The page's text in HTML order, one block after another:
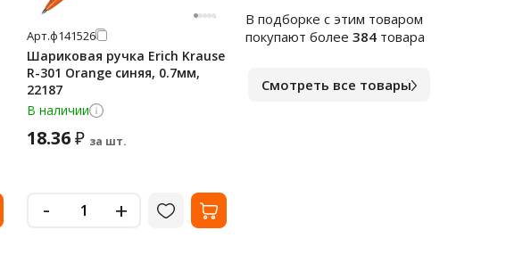
Арт.ф141526
Шариковая ручка Erich Krause
R-301 Orange синяя, 0.7мм,
22187
В наличии
18.36₽ за шт.
- +
Арт.я255248
45х12мм, 5цветов по 20
В подборке c этим товаром
покупают более 384 товара
Смотреть все товары